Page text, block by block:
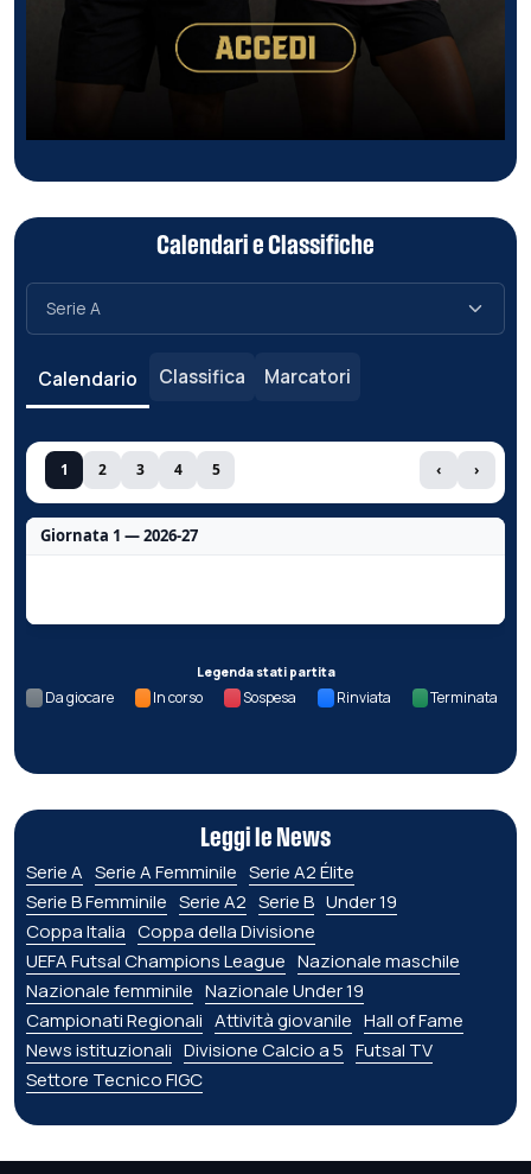
Calendari e Classifiche
Calendario Classifica Marcatori
1 2 3 4 5 ‹ ›
Giornata 1 — 2026-27
Legenda stati partita
Da giocare In corso Sospesa Rinviata Terminata
Leggi le News
Serie A Serie A Femminile Serie A2 Élite
Serie B Femminile Serie A2 Serie B Under 19
Coppa Italia Coppa della Divisione
UEFA Futsal Champions League Nazionale maschile
Nazionale femminile Nazionale Under 19
Campionati Regionali Attività giovanile Hall of Fame
News istituzionali Divisione Calcio a 5 Futsal TV
Settore Tecnico FIGC